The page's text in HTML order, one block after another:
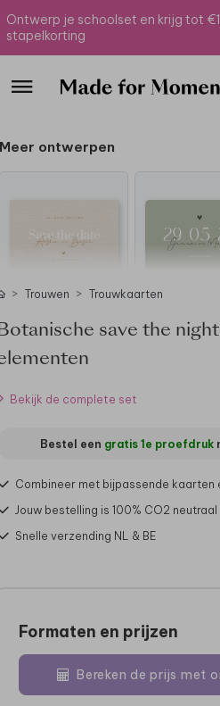
Ontwerp je schoolset en krijg tot
stapelkorting
Meer ontwerpen
Trouwen Trouwkaarten
save the
Bekijk de complete set
Bestel een gratis 1e proefdruk
Combineer met bijpassende kaarten
Jouw bestelling is 100% CO2 neutraal
Snelle verzending NL & BE
Formaten en prijzen
Bereken de prijs met